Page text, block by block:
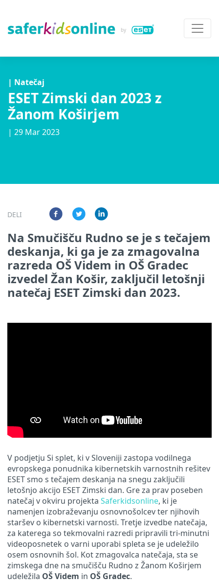
| Natečaj
ESET Zimski dan 2023 z
Žanom Koširjem
| 29 Mar 2023
DELI
Na Smučišču Rudno se je s tečajem
deskanja, ki ga je za zmagovalna
razreda OŠ Videm in OŠ Gradec
izvedel Žan Košir, zaključil letošnji
natečaj ESET Zimski dan 2023.
V podjetju Si splet, ki v Sloveniji zastopa vodilnega
evropskega ponudnika kibernetskih varnostnih rešitev
ESET smo s tečajem deskanja na snegu zaključili
letošnjo akcijo ESET Zimski dan. Gre za prav poseben
natečaj v okviru projekta Saferkidsonline, ki je
namenjen izobraževanju osnovnošolcev ter njihovih
staršev o kibernetski varnosti. Tretje izvedbe natečaja,
za katerega so tekmovalni razredi pripravili tri-minutni
videoposnetek o varni uporabi spleta se je udeležilo
osem osnovnih šol. Kot zmagovalca natečaja, sta se
zimskega dne na smučišču Rudno z Žanom Koširjem
udeležila OŠ Videm in OŠ Gradec.